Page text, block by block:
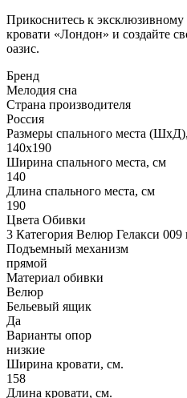
Прикоснитесь к эксклюзивному
кровати «Лондон» и создайте
оазис.
Бренд
Мелодия сна
Страна производителя
Россия
Размеры спального места
140х190
Ширина спального места, см
140
Длина спального места, см
190
Цвета Обивки
3 Категория Велюр Гелакси
Подъемный механизм
прямой
Материал обивки
Велюр
Бельевый ящик
Да
Варианты опор
низкие
Ширина кровати, см.
158
Длина кровати, см.